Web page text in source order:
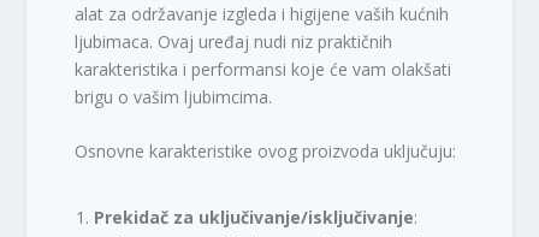
alat za održavanje izgleda i higijene vaših kućnih
ljubimaca. Ovaj uređaj nudi niz praktičnih
karakteristika i performansi koje će vam olakšati
brigu o vašim ljubimcima.
Osnovne karakteristike ovog proizvoda uključuju:
Prekidač za uključivanje/isključivanje: